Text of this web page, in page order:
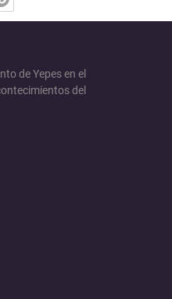
de Yepes en el
del